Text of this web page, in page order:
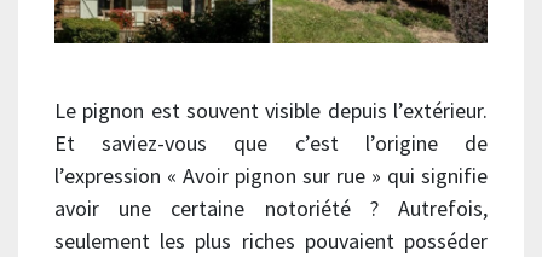
Le pignon est souvent visible depuis l’extérieur.
Et saviez-vous que c’est l’origine de
l’expression « Avoir pignon sur rue » qui signifie
avoir une certaine notoriété ? Autrefois,
seulement les plus riches pouvaient posséder